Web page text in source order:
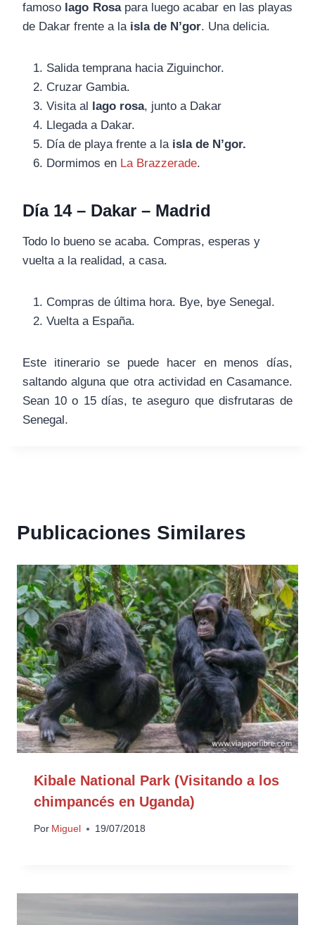
famoso lago Rosapara luego acabar en las playas
de Dakar frente a la isla de N’gor. Una delicia.
Salida temprana hacia Ziguinchor.
Cruzar Gambia.
Visita al
lago rosa, junto a Dakar
Llegada a Dakar.
Día de playa frente a la isla de N’gor.
Dormimos en La Brazzerade.
Día 14 – Dakar – Madrid
Todo lo bueno se acaba. Compras, esperas y
vuelta a la realidad, a casa.
Compras de última hora. Bye, bye Senegal.
Vuelta a España.
Este itinerario se puede hacer en menos días,
saltando alguna que otra actividad en Casamance.
Sean 10 o 15 días, te aseguro que disfrutaras de
Senegal.
Publicaciones Similares
Kibale National Park (Visitando a los
chimpancés en Uganda)
Por Miguel 19/07/2018